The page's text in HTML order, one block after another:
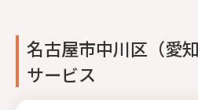
名古屋市中川区（愛
サービス